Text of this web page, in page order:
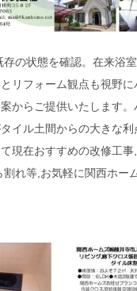
の状態を確認。在来浴
リフォーム観点も視野
からご提供いたします
イル土間からの大きな
現在おすすめの改修工
れ等,お気軽に関西ホー